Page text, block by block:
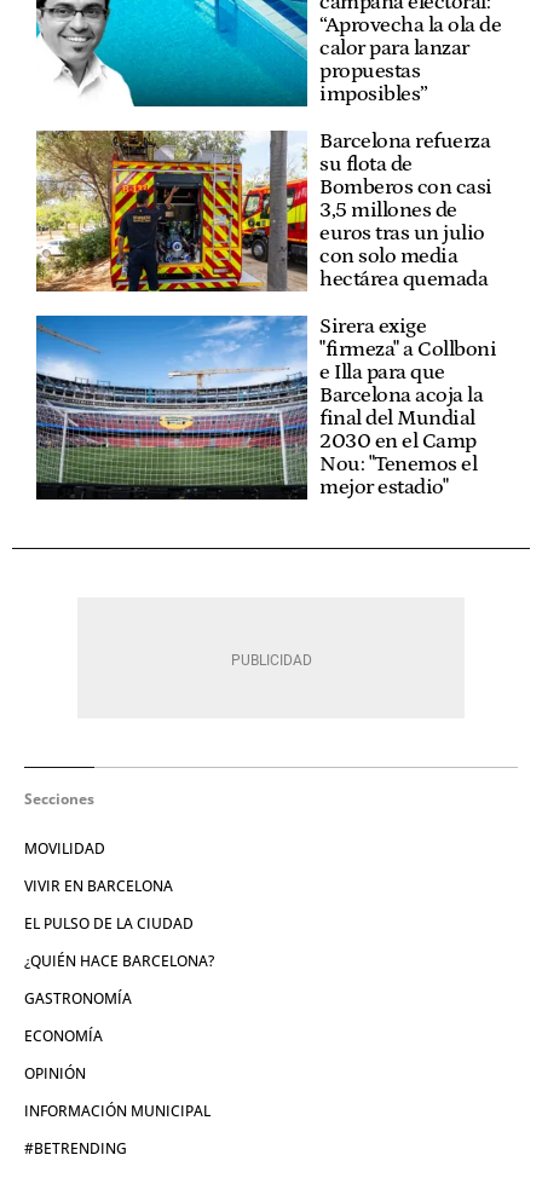
“Aprovecha la ola de
calor para lanzar
propuestas
imposibles”
Barcelona refuerza
su flota de
Bomberos con casi
3,5 millones de
euros tras un julio
con solo media
hectárea quemada
Sirera exige
"firmeza" a Collboni
e Illa para que
Barcelona acoja la
final del Mundial
2030 en el Camp
Nou: "Tenemos el
mejor estadio"
Secciones
MOVILIDAD
VIVIR EN BARCELONA
EL PULSO DE LA CIUDAD
¿QUIÉN HACE BARCELONA?
GASTRONOMÍA
ECONOMÍA
OPINIÓN
INFORMACIÓN MUNICIPAL
#BETRENDING